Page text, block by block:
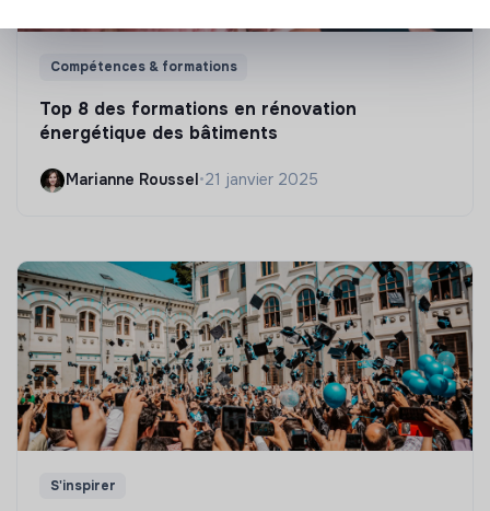
Compétences & formations
Top 8 des formations en rénovation
énergétique des bâtiments
Marianne Roussel•21 janvier 2025
S'inspirer